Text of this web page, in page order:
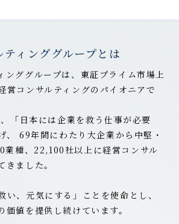
ィンググループとは
ンググループは、東証プライム市場上
営コンサルティングのパイオニアで
「日本には企業を救う仕事が必要
69年間にわたり大企業から中堅・
業種、22,100社以上に経営コンサル
きました。
い、元気にする」ことを使命とし、
価値を提供し続けています。